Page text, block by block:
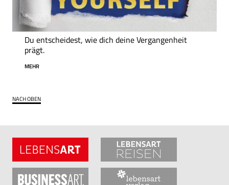
Du entscheidest, wie dich deine Vergangenheit
prägt.
MEHR
NACH OBEN